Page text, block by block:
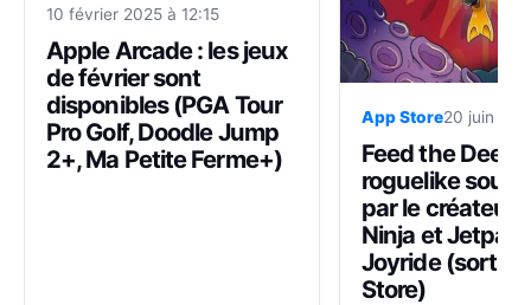
10 février 2025 à 12:15
Apple Arcade : les jeux
de février sont
disponibles (PGA Tour
Pro Golf, Doodle Jump
2+, Ma Petite Ferme+)
App Store20 juin
Feed the Deep
roguelike
par le créateur
Ninja et
Joyride (sortie
Store)